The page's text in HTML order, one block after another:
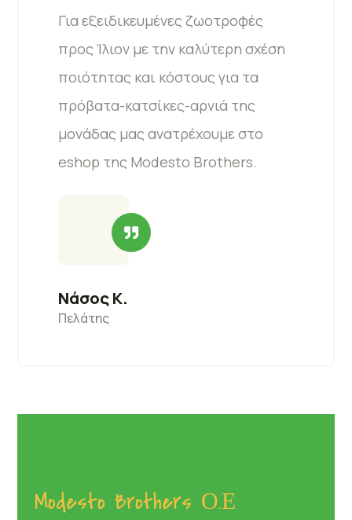
Για εξειδικευμένες ζωοτροφές
προς Ίλιον με την καλύτερη σχέση
ποιότητας και κόστους για τα
πρόβατα-κατσίκες-αρνιά της
μονάδας μας ανατρέχουμε στο
eshop της Modesto Brothers.
Νάσος Κ.
Πελάτης
Modesto Brothers Ο.Ε